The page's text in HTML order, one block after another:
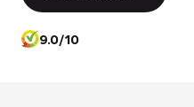
9.0/10